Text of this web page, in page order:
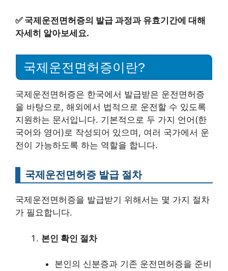
✅ 국제운전면허증의 발급 과정과 유효기간에 대해
자세히 알아보세요.
국제운전면허증이란?
국제운전면허증은 한국에서 발급받은 운전면허증
을 바탕으로, 해외에서 법적으로 운전할 수 있도록
지원하는 문서입니다. 기본적으로 두 가지 언어(한
국어와 영어)로 작성되어 있으며, 여러 국가에서 운
전이 가능하도록 하는 역할을 합니다.
국제운전면허증 발급 절차
국제운전면허증을 발급받기 위해서는 몇 가지 절차
가 필요합니다.
본인 확인 절차
본인의 신분증과 기존 운전면허증을 준비